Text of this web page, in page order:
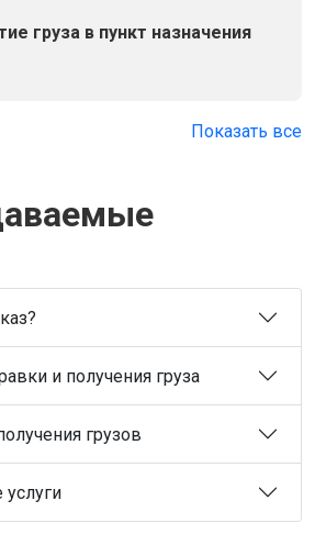
груза в пункт назначения
Показать все
и получения груза
грузов